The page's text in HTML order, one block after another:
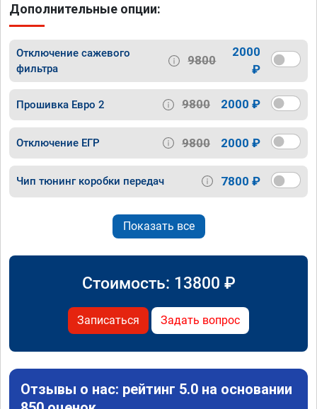
Дополнительные опции:
Отключение сажевого
фильтра
9800
2000
₽
Прошивка Евро 2 9800 2000 ₽
Отключение ЕГР 9800 2000 ₽
Чип тюнинг коробки передач 7800 ₽
Показать все
Стоимость: 13800 ₽
Записаться Задать вопрос
Отзывы о нас: рейтинг 5.0 на основании